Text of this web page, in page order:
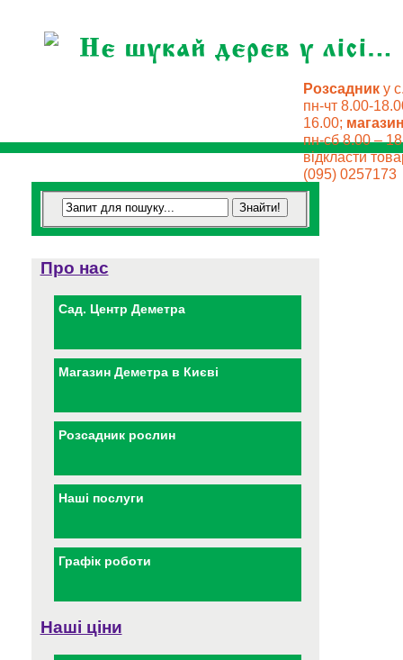
Розсадник у
пн-чт 8.00-
16.00;
пн-сб 8.00 –
відкласти
(095) 0257173
Про нас
Сад. Центр Деметра
Магазин Деметра в Києві
Розсадник рослин
Наші послуги
Графік роботи
Наші ціни